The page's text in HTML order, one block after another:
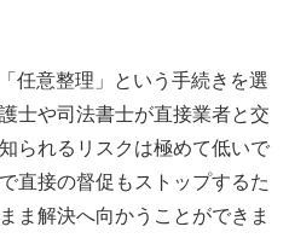
任意整理」という手続きを選
士や司法書士が直接業者と交
られるリスクは極めて低いで
直接の督促もストップするた
ま解決へ向かうことができま